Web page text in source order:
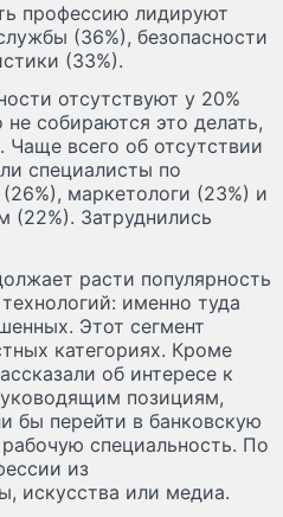
профессию лидируют
(36%), безопасности
(33%).
отсутствуют у 20%
не собираются это делать,
всего об отсутствии
специалисты по
маркетологи (23%) и
(22%). Затруднились
расти популярность
именно туда
Этот сегмент
категориях. Кроме
об интересе к
позициям,
бы перейти в банковскую
специальность. По
из
искусства или медиа.